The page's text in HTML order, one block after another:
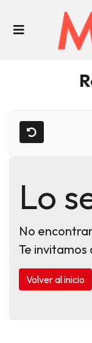
Lo
No
Te invitamos
Volver al inicio